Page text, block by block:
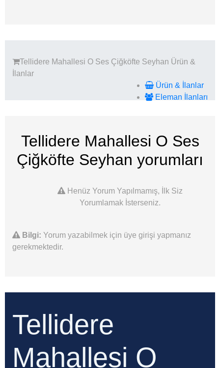
Tellidere Mahallesi O Ses Çiğköfte Seyhan Ürün &
İlanlar
Ürün & İlanlar
Eleman İlanları
Tellidere Mahallesi O Ses
Çiğköfte Seyhan yorumları
Henüz Yorum Yapılmamış, İlk Siz
Yorumlamak İsterseniz.
Bilgi: Yorum yazabilmek için üye girişi yapmanız
gerekmektedir.
Tellidere
Mahallesi O